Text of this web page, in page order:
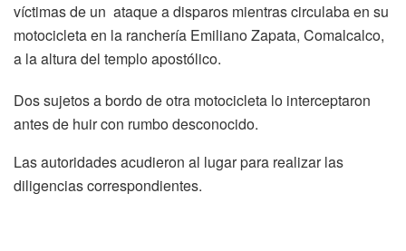
víctimas de un ataque a disparos mientras circulaba en su
motocicleta en la ranchería Emiliano Zapata, Comalcalco,
a la altura del templo apostólico.
Dos sujetos a bordo de otra motocicleta lo interceptaron
antes de huir con rumbo desconocido.
Las autoridades acudieron al lugar para realizar las
diligencias correspondientes.